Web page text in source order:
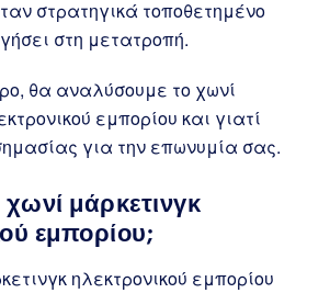
στρατηγικά τοποθετημένο
στη μετατροπή.
θα αναλύσουμε το χωνί
εμπορίου και γιατί
για την επωνυμία σας.
χωνί μάρκετινγκ
εμπορίου;
ηλεκτρονικού εμπορίου